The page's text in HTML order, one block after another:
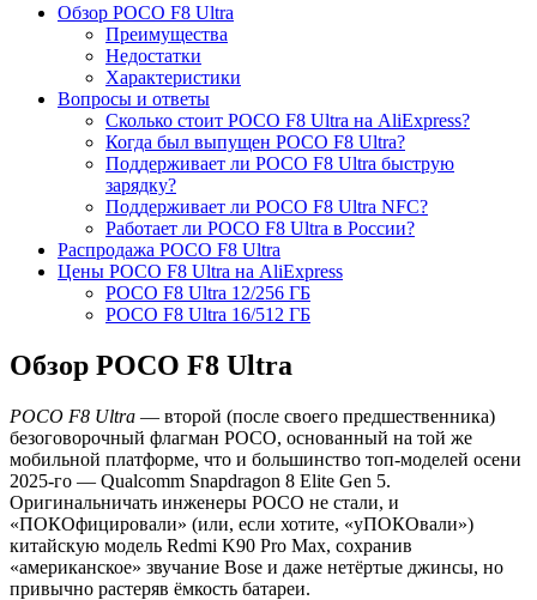
Обзор POCO F8 Ultra
Преимущества
Недостатки
Характеристики
Вопросы и ответы
Сколько стоит POCO F8 Ultra на AliExpress?
Когда был выпущен POCO F8 Ultra?
Поддерживает ли POCO F8 Ultra быструю
зарядку?
Поддерживает ли POCO F8 Ultra NFC?
Работает ли POCO F8 Ultra в России?
Распродажа POCO F8 Ultra
Цены POCO F8 Ultra на AliExpress
POCO F8 Ultra 12/256 ГБ
POCO F8 Ultra 16/512 ГБ
Обзор POCO F8 Ultra
POCO F8 Ultra — второй (после своего предшественника)
безоговорочный флагман POCO, основанный на той же
мобильной платформе, что и большинство топ-моделей осени
2025-го — Qualcomm Snapdragon 8 Elite Gen 5.
Оригинальничать инженеры POCO не стали, и
«ПОКОфицировали» (или, если хотите, «уПОКОвали»)
китайскую модель Redmi K90 Pro Max, сохранив
«американское» звучание Bose и даже нетёртые джинсы, но
привычно растеряв ёмкость батареи.